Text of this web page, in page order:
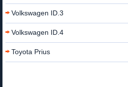
Volkswagen ID.3
Volkswagen ID.4
Toyota Prius